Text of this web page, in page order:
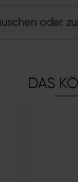
oder
DAS